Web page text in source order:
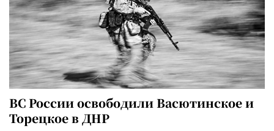
ВС России освободили Васютинское и
Торецкое в ДНР